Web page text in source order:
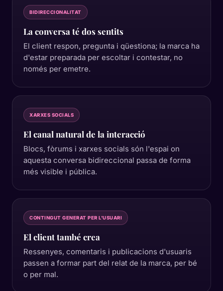
BIDIRECCIONALITAT
La conversa té dos sentits
El client respon, pregunta i qüestiona; la marca ha
d'estar preparada per escoltar i contestar, no
només per emetre.
XARXES SOCIALS
El canal natural de la interacció
Blocs, fòrums i xarxes socials són l'espai on
aquesta conversa bidireccional passa de forma
més visible i pública.
CONTINGUT GENERAT PER L'USUARI
El client també crea
Ressenyes, comentaris i publicacions d'usuaris
passen a formar part del relat de la marca, per bé
o per mal.